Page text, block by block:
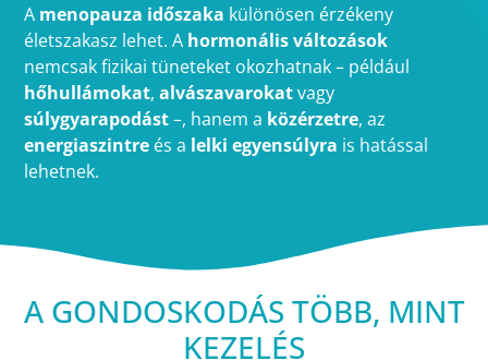
A menopauza időszaka különösen érzékeny
életszakasz lehet. A hormonális változások
nemcsak fizikai tüneteket okozhatnak – például
hőhullámokat,alvászavarokatvagy
súlygyarapodást–, hanem a közérzetre, az
energiaszintre és a lelki egyensúlyra is hatással
lehetnek.
A GONDOSKODÁS TÖBB, MINT
KEZELÉS